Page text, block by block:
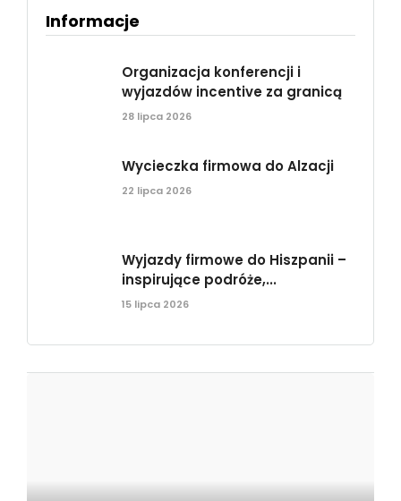
Informacje
Organizacja konferencji i
wyjazdów incentive za granicą
28 lipca 2026
Wycieczka firmowa do Alzacji
22 lipca 2026
Wyjazdy firmowe do Hiszpanii –
inspirujące podróże,...
15 lipca 2026